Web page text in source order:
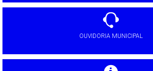
OUVIDORIA MUNICIPAL